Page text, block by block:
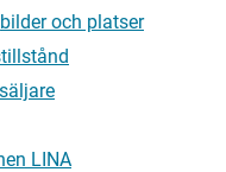
och platser
LINA